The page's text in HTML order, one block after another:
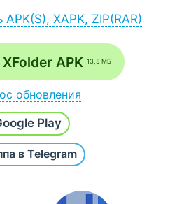
APK(S), XAPK, ZIP(RAR)
файла запустите его
- Загрузки) или
сообщение
из неизвестных
откройте приложение /
APK 13,5 МБ
обновления
версию
и добавит последнюю
сборку.
Play
в Telegram